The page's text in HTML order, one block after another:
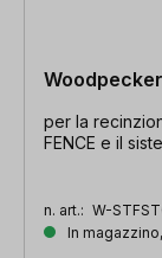
per la
FENCE e il
n. art.: W-
In